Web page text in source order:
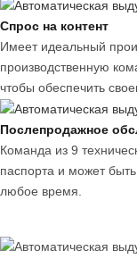
Спрос на контент
Имеет идеальный
производственную
чтобы обеспечить
Послепродажное
Команда из 9
паспорта и может
любое время.